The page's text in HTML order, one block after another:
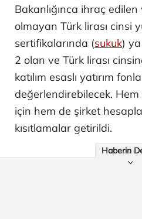
Bakanlığınca ihraç edilen
olmayan Türk lirası cinsi
sertifikalarında (sukuk)
2 olan ve Türk lirası
katılım esaslı yatırım
değerlendirebilecek.
için hem de şirket
kısıtlamalar getirildi.
Haberin